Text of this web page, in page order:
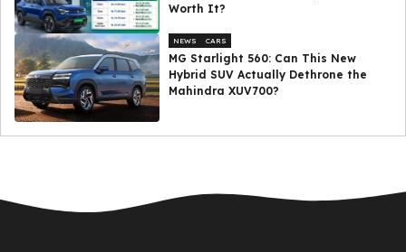
Worth It?
NEWS CARS
MG Starlight 560: Can This New
Hybrid SUV Actually Dethrone the
Mahindra XUV700?